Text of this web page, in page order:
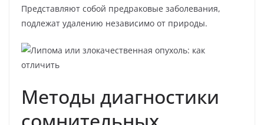
Представляют собой предраковые заболевания,
подлежат удалению независимо от природы.
Методы диагностики